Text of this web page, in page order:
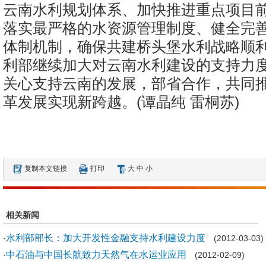
云南水利规划体系、加快推进重点项目
落实最严格的水资源管理制度、健全完
体制机制，确保共建桥头堡水利战略顺
利部继续加大对云南水利建设的支持力
关心支持云南的发展，部省合作，共同
革发展实现新跨越。(谭晶纯 雷桐苏)
复制本文链接 打印 大 中 小
相关新闻
· 水利部部长：加大开发性金融支持水利建设力度 (2012-03-03)
·中石油与中国长航致力天然气在水运业应用 (2012-02-09)